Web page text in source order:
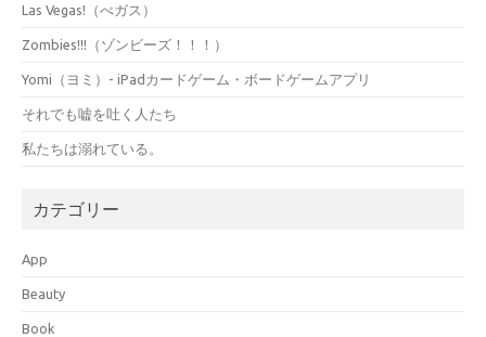
Las Vegas!（べガス）
Zombies!!!（ゾンビーズ！！！）
Yomi（ヨミ）- iPadカードゲーム・ボードゲームアプリ
それでも嘘を吐く人たち
私たちは溺れている。
カテゴリー
App
Beauty
Book